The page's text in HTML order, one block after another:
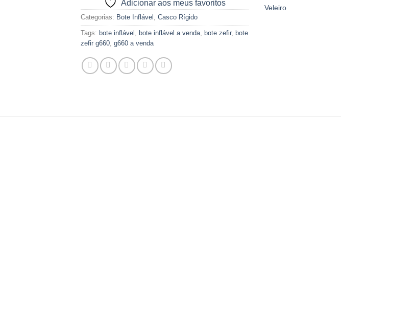
Adicionar aos meus favoritos
Categorias: Bote Inflável Casco Rígido
Tags: bote inflável bote inflável a venda bote zefir, bote
zefir g660 g660 a venda
Veleiro